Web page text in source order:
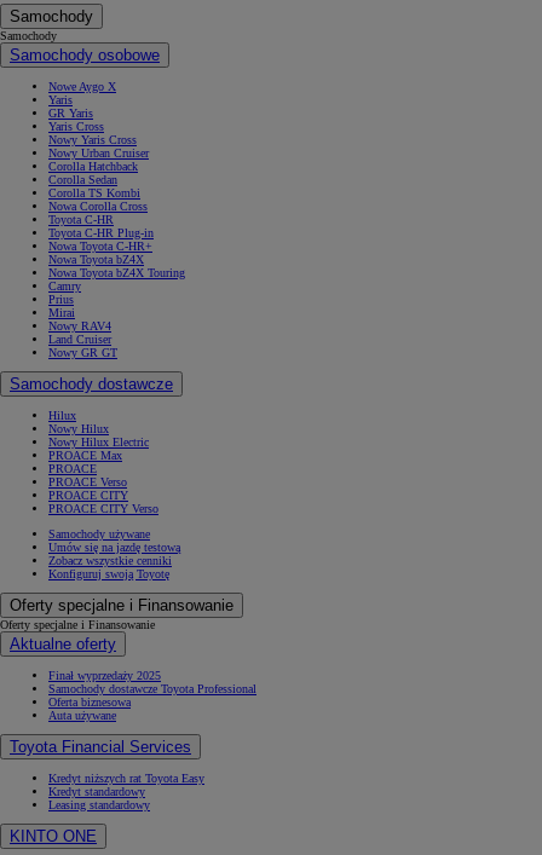
Samochody
Samochody
Samochody osobowe
Nowe Aygo X
Yaris
GR Yaris
Yaris Cross
Nowy Yaris Cross
Nowy Urban Cruiser
Corolla Hatchback
Corolla Sedan
Corolla TS Kombi
Nowa Corolla Cross
Toyota C-HR
Toyota C-HR Plug-in
Nowa Toyota C-HR+
Nowa Toyota bZ4X
Nowa Toyota bZ4X Touring
Camry
Prius
Mirai
Nowy RAV4
Land Cruiser
Nowy GR GT
Samochody dostawcze
Hilux
Nowy Hilux
Nowy Hilux Electric
PROACE Max
PROACE
PROACE Verso
PROACE CITY
PROACE CITY Verso
Samochody używane
Umów się na jazdę testową
Zobacz wszystkie cenniki
Konfiguruj swoją Toyotę
Oferty specjalne i Finansowanie
Oferty specjalne i Finansowanie
Aktualne oferty
Finał wyprzedaży 2025
Samochody dostawcze Toyota Professional
Oferta biznesowa
Auta używane
Toyota Financial Services
Kredyt niższych rat Toyota Easy
Kredyt standardowy
Leasing standardowy
KINTO ONE